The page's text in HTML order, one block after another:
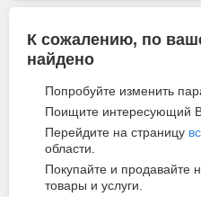
К сожалению, по
найдено
Попробуйте изменить
Поищите интересующий
Перейдите на страницу
области.
Покупайте и продавайте
товары и услуги.